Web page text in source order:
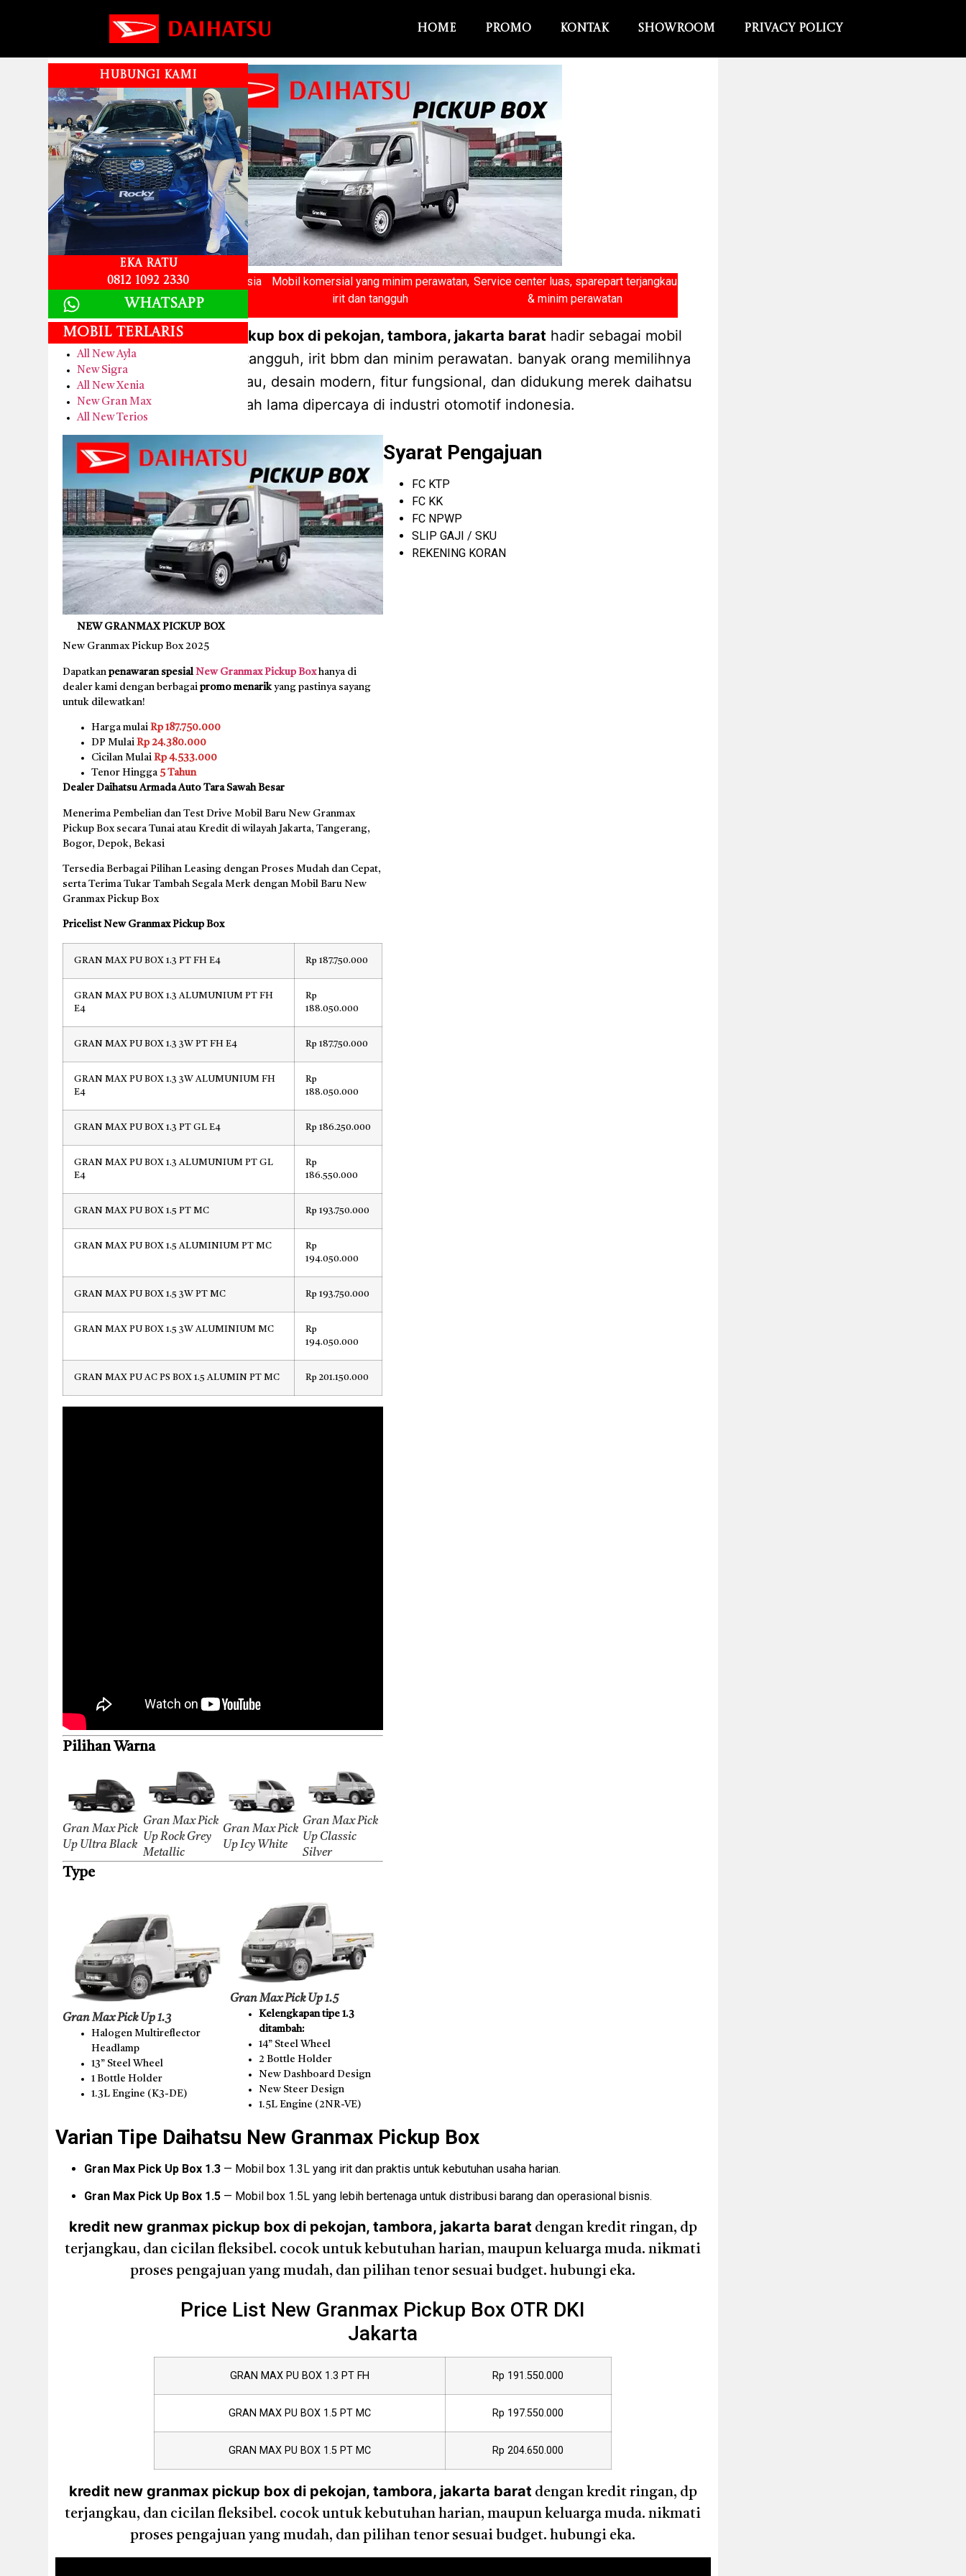
Home Promo Kontak Showroom Privacy Policy
Merek mobil Terlaris ke 2 di Indonesia
Mobil komersial yang minim perawatan,
irit dan tangguh
Service center luas, sparepart terjangkau
& minim perawatan
kredit new granmax pickup box di pekojan, tambora, jakarta barat hadir sebagai mobil
komersial daihatsu yang tangguh, irit bbm dan minim perawatan. banyak orang memilihnya
karena harganya terjangkau, desain modern, fitur fungsional, dan didukung merek daihatsu
yang telah lama dipercaya di industri otomotif indonesia.
NEW GRANMAX PICKUP BOX
New Granmax Pickup Box 2025
Dapatkanpenawaran spesial New Granmax Pickup Boxhanya di
dealer kami dengan berbagaipromo menarik yang pastinya sayang
untuk dilewatkan!
Harga mulaiRp 187.750.000
DP MulaiRp 24.380.000
Cicilan MulaiRp 4.533.000
Tenor Hingga 5 Tahun
Dealer Daihatsu Armada Auto Tara Sawah Besar
Menerima Pembelian dan Test Drive Mobil Baru New Granmax
Pickup Box secara Tunai atau Kredit di wilayah Jakarta, Tangerang,
Bogor, Depok, Bekasi
Tersedia Berbagai Pilihan Leasing dengan Proses Mudah dan Cepat,
serta Terima Tukar Tambah Segala Merk dengan Mobil Baru New
Granmax Pickup Box
Pricelist New Granmax Pickup Box
GRAN MAX PU BOX 1.3 PT FH E4 Rp 187.750.000
GRAN MAX PU BOX 1.3 ALUMUNIUM PT FH
E4
Rp
188.050.000
GRAN MAX PU BOX 1.3 3W PT FH E4 Rp 187.750.000
GRAN MAX PU BOX 1.3 3W ALUMUNIUM FH
E4
Rp
188.050.000
GRAN MAX PU BOX 1.3 PT GL E4 Rp 186.250.000
GRAN MAX PU BOX 1.3 ALUMUNIUM PT GL
E4
Rp
186.550.000
GRAN MAX PU BOX 1.5 PT MC Rp 193.750.000
GRAN MAX PU BOX 1.5 ALUMINIUM PT MC
Rp
194.050.000
GRAN MAX PU BOX 1.5 3W PT MC Rp 193.750.000
GRAN MAX PU BOX 1.5 3W ALUMINIUM MC
Rp
194.050.000
GRAN MAX PU AC PS BOX 1.5 ALUMIN PT MC Rp 201.150.000
Pilihan Warna
Gran Max Pick
Up Ultra Black
Gran Max Pick
Up Rock Grey
Metallic
Gran Max Pick
Up Icy White
Gran Max Pick
Up Classic
Silver
Type
Gran Max Pick Up 1.3
Halogen Multireflector
Headlamp
13” Steel Wheel
1 Bottle Holder
1.3L Engine (K3-DE)
Gran Max Pick Up 1.5
Kelengkapan tipe 1.3
ditambah:
14” Steel Wheel
2 Bottle Holder
New Dashboard Design
New Steer Design
1.5L Engine (2NR-VE)
Syarat Pengajuan
FC KTP
FC KK
FC NPWP
SLIP GAJI / SKU
REKENING KORAN
Varian Tipe Daihatsu New Granmax Pickup Box
Gran Max Pick Up Box 1.3 — Mobil box 1.3L yang irit dan praktis untuk kebutuhan usaha harian.
Gran Max Pick Up Box 1.5 — Mobil box 1.5L yang lebih bertenaga untuk distribusi barang dan operasional bisnis.
kredit new granmax pickup box di pekojan, tambora, jakarta barat dengan kredit ringan, dp
terjangkau, dan cicilan fleksibel. cocok untuk kebutuhan harian, maupun keluarga muda. nikmati
proses pengajuan yang mudah, dan pilihan tenor sesuai budget. hubungi eka.
Price List New Granmax Pickup Box OTR DKI
Jakarta
GRAN MAX PU BOX 1.3 PT FH Rp 191.550.000
GRAN MAX PU BOX 1.5 PT MC Rp 197.550.000
GRAN MAX PU BOX 1.5 PT MC Rp 204.650.000
kredit new granmax pickup box di pekojan, tambora, jakarta barat dengan kredit ringan, dp
terjangkau, dan cicilan fleksibel. cocok untuk kebutuhan harian, maupun keluarga muda. nikmati
proses pengajuan yang mudah, dan pilihan tenor sesuai budget. hubungi eka.
HUBUNGI KAMI
Eka Ratu
0812 1092 2330
Whatsapp
Mobil Terlaris
All New Ayla
New Sigra
All New Xenia
New Gran Max
All New Terios